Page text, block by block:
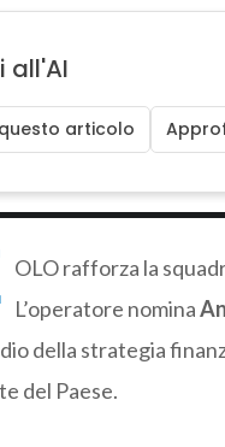
all'AI
articolo
OLO rafforza la
L’operatore nomina
della strategia
del Paese.